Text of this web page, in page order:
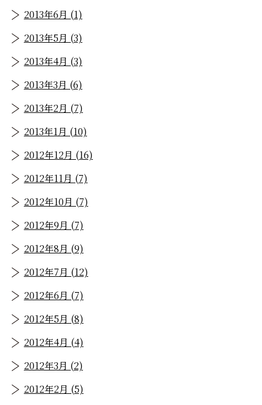
2013年6月 (1)
2013年5月 (3)
2013年4月 (3)
2013年3月 (6)
2013年2月 (7)
2013年1月 (10)
2012年12月 (16)
2012年11月 (7)
2012年10月 (7)
2012年9月 (7)
2012年8月 (9)
2012年7月 (12)
2012年6月 (7)
2012年5月 (8)
2012年4月 (4)
2012年3月 (2)
2012年2月 (5)